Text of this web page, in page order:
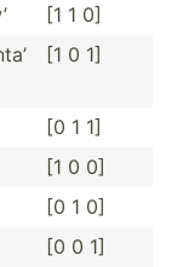
[1 1 0]
[1 0 1]
[0 1 1]
[1 0 0]
[0 1 0]
[0 0 1]